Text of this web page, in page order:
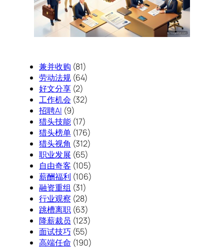
兼并收购 (81)
劳动法规(64)
好文分享(2)
工作机会 (32)
招聘AI (9)
猎头技能(17)
猎头榜单(176)
猎头视角 (312)
职业发展 (65)
自由奇客 (105)
薪酬福利 (106)
融资重组 (31)
行业观察 (28)
跳槽离职(63)
降薪裁员 (123)
面试技巧 (55)
高端任命 (190)